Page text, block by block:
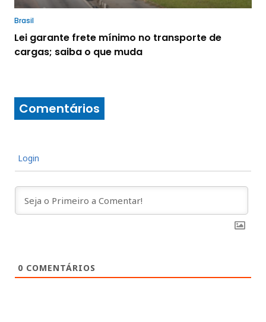
Brasil
Lei garante frete mínimo no transporte de
cargas; saiba o que muda
Comentários
Login
0 COMENTÁRIOS